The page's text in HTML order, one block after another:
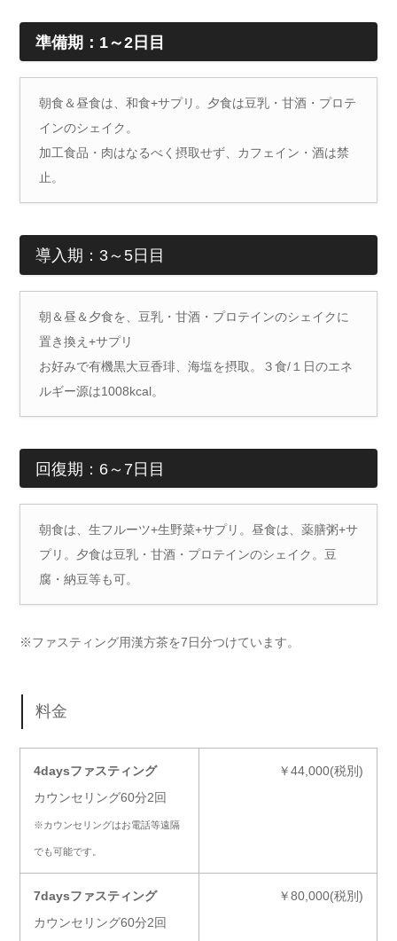
準備期： 1～2 日目
朝食＆昼食は、和食+サプリ。夕食は豆乳・甘酒・プロテ
インのシェイク。
加工食品・肉はなるべく摂取せず、カフェイン・酒は禁
止。
導入期：3～5日目
朝＆昼＆夕食を、豆乳・甘酒・プロテインのシェイクに
置き換え+サプリ
お好みで有機黒大豆香琲、海塩を摂取。３食/１日のエネ
ルギー源は1008kcal。
回復期：6～7日目
朝食は、生フルーツ+生野菜+サプリ。昼食は、薬膳粥+サ
プリ。夕食は豆乳・甘酒・プロテインのシェイク。豆
腐・納豆等も可。
※ファスティング用漢方茶を7日分つけています。
料金
4daysファスティング
カウンセリング60分2回
※カウンセリングはお電話等遠隔
でも可能です。
￥44,000(税別)
7daysファスティング
カウンセリング60分2回
￥80,000(税別)